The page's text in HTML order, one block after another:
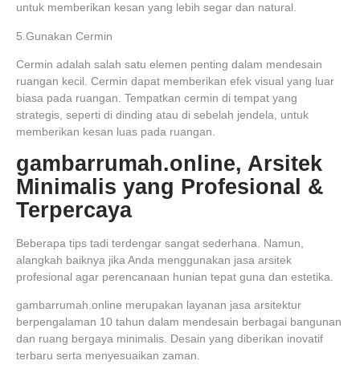
untuk memberikan kesan yang lebih segar dan natural.
5.Gunakan Cermin
Cermin adalah salah satu elemen penting dalam mendesain
ruangan kecil. Cermin dapat memberikan efek visual yang luar
biasa pada ruangan. Tempatkan cermin di tempat yang
strategis, seperti di dinding atau di sebelah jendela, untuk
memberikan kesan luas pada ruangan.
gambarrumah.online, Arsitek
Minimalis yang Profesional &
Terpercaya
Beberapa tips tadi terdengar sangat sederhana. Namun,
alangkah baiknya jika Anda menggunakan jasa arsitek
profesional agar perencanaan hunian tepat guna dan estetika.
gambarrumah.online merupakan layanan jasa arsitektur
berpengalaman 10 tahun dalam mendesain berbagai bangunan
dan ruang bergaya minimalis. Desain yang diberikan inovatif
terbaru serta menyesuaikan zaman.